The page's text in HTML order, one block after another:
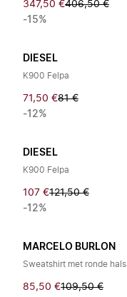
347,50 €406,50 €
-15%
DIESEL
K900 Felpa
71,50 €81 €
-12%
DIESEL
K900 Felpa
107 €121,50 €
-12%
MARCELO BURLON
Sweatshirt met ronde hals
85,50 €109,50 €